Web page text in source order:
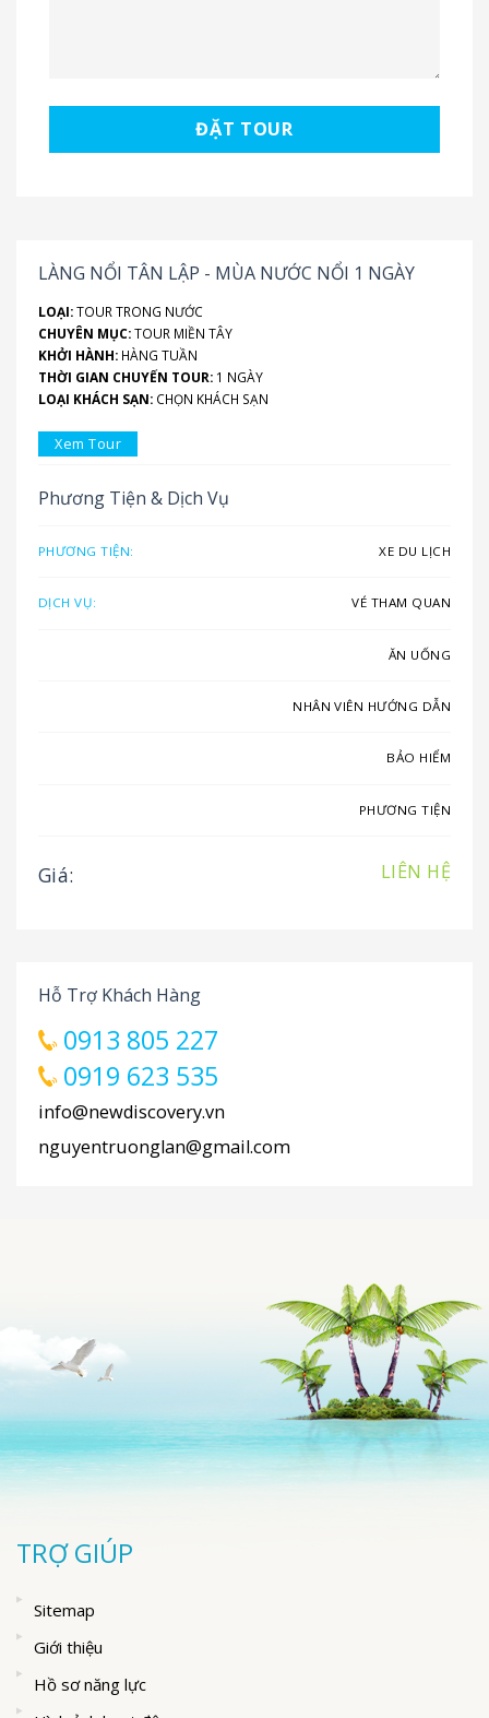
ĐẶT TOUR
LÀNG NỔI TÂN LẬP - MÙA NƯỚC NỔI 1 NGÀY
LOẠI:TOUR TRONG NƯỚC
CHUYÊN MỤC:TOUR MIỀN TÂY
KHỞI HÀNH: HÀNG TUẦN
THỜI GIAN CHUYẾN TOUR: 1 NGÀY
LOẠI KHÁCH SẠN: CHỌN KHÁCH SẠN
Xem Tour
Phương Tiện & Dịch Vụ
PHƯƠNG TIỆN: XE DU LỊCH
DỊCH VỤ: VÉ THAM QUAN
ĂN UỐNG
NHÂN VIÊN HƯỚNG DẪN
BẢO HIỂM
PHƯƠNG TIỆN
Giá: LIÊN HỆ
Hỗ Trợ Khách Hàng
0913 805 227
0919 623 535
info@newdiscovery.vn
nguyentruonglan@gmail.com
TRỢ GIÚP
Sitemap
Giới thiệu
Hồ sơ năng lực